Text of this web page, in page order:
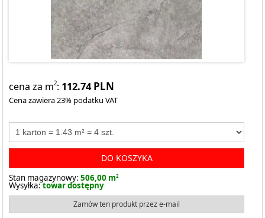
cena za m2: 112.74PLN
Cena zawiera 23% podatku VAT
DO KOSZYKA
Stan magazynowy: 506,00 m2
Wysyłka:towar dostępny
Zamów ten produkt przez e-mail